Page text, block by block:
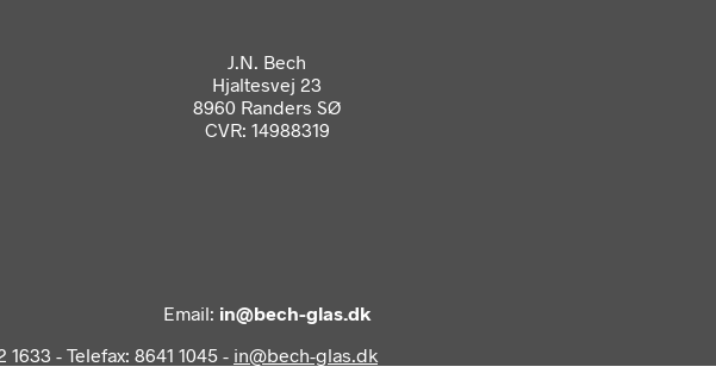
J.N. Bech
Hjaltesvej 23
8960 Randers SØ
CVR: 14988319
Email: in@bech-glas.dk
- Telefax: 8641 1045 - in@bech-glas.dk